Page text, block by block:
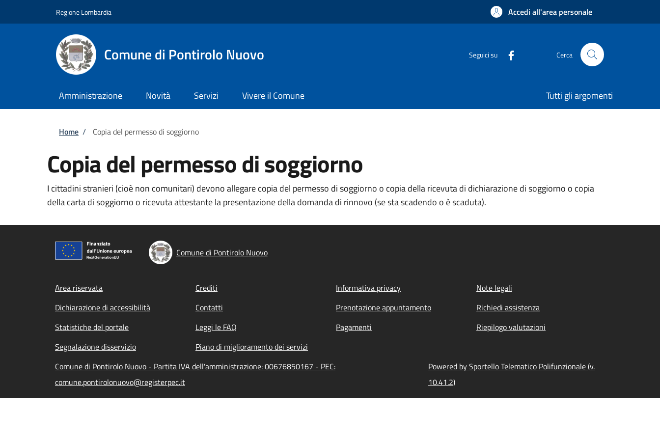
Regione Lombardia Accedi all'area personale
Comune di Pontirolo Nuovo Seguici su Cerca
Amministrazione Novità Servizi Vivere il Comune Tutti gli argomenti
Briciole di pane
Home / Copia del permesso di soggiorno
Copia del permesso di soggiorno
I cittadini stranieri (cioè non comunitari) devono allegare copia del permesso di soggiorno o copia della ricevuta di dichiarazione di soggiorno o copia
della carta di soggiorno o ricevuta attestante la presentazione della domanda di rinnovo (se sta scadendo o è scaduta).
Comune di Pontirolo Nuovo
Footer menu
Area riservata Crediti Informativa privacy
Note legali
Dichiarazione di accessibilità
Contatti Prenotazione appuntamento
Richiedi assistenza
Statistiche del portale
Leggi le FAQ Pagamenti
Riepilogo valutazioni
Segnalazione disservizio
Piano di miglioramento dei servizi
Comune di Pontirolo Nuovo - Partita IVA dell'amministrazione: 00676850167 - PEC:
comune.pontirolonuovo@registerpec.it
Powered by Sportello Telematico Polifunzionale (v.
10.41.2)